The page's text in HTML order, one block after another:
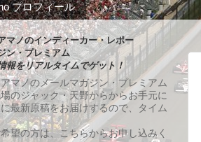
プロフィール
マノのインディーカー・レポー
ン・プレミアム
報をリアルタイムでゲット！
マノのメールマガジン・プレミアム
のジャック・天野からからお手元に
最新原稿をお届けするので、タイム
望の方は、こちらからお申し込みく